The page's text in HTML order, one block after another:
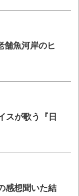
舗魚河岸のヒ
スが歌う『日
感想聞いた結